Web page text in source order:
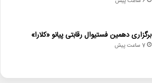
برگزاری دهمین فستیوال رقابتی پیانو «کلارا»
7 ساعت پیش